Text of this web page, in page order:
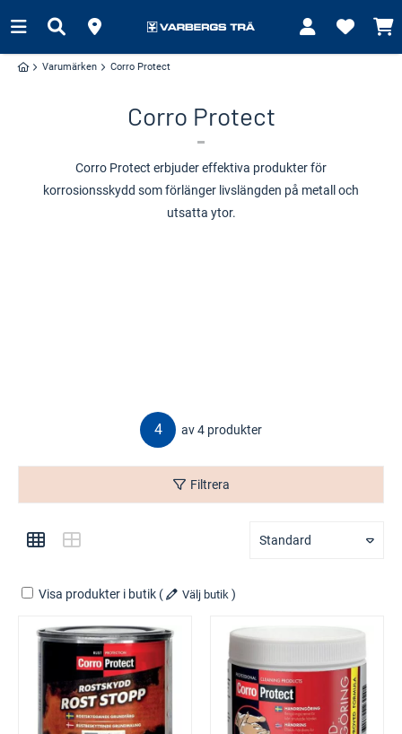
Varumärken Corro Protect
Corro Protect
Corro Protect erbjuder effektiva produkter för
korrosionsskydd som förlänger livslängden på metall och
utsatta ytor.
4 av 4 produkter
Filtrera
Standard
Visa produkter i butik ( Välj butik )